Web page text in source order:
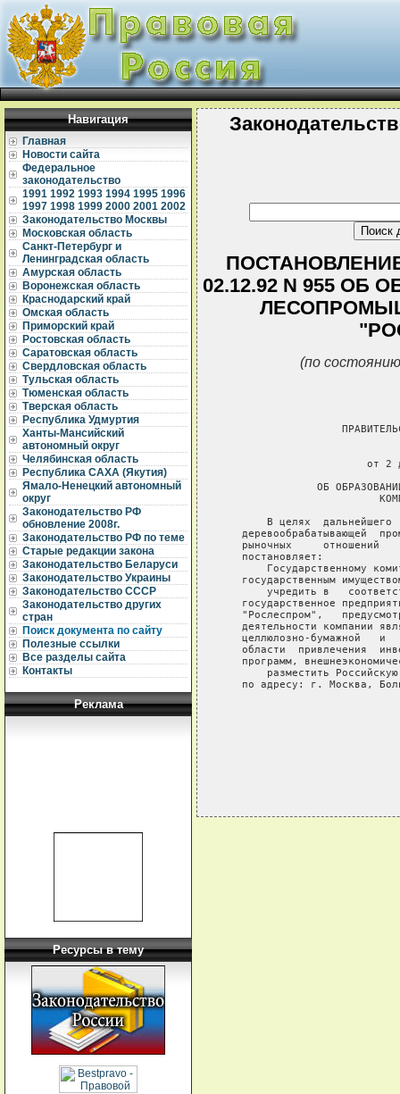
Навигация
Главная
Новости сайта
Федеральное
законодательство
1991 1992 1993 1994 1995 1996
1997 1998 1999 2000 2001 2002
Законодательство Москвы
Московская область
Санкт-Петербург и
Ленинградская область
Амурская область
Воронежская область
Краснодарский край
Омская область
Приморский край
Ростовская область
Саратовская область
Свердловская область
Тульская область
Тюменская область
Тверская область
Республика Удмуртия
Ханты-Мансийский
автономный округ
Челябинская область
Республика САХА (Якутия)
Ямало-Ненецкий автономный
округ
Законодательство РФ
обновление 2008г.
Законодательство РФ по теме
Старые редакции закона
Законодательство Беларуси
Законодательство Украины
Законодательство СССР
Законодательство других
стран
Поиск документа по сайту
Полезные ссылки
Все разделы сайта
Контакты
Реклама
Ресурсы в тему
02.12.92 N 955
(по
от 2
ОБ
В целях  дальнейшего
деревообрабатывающей
рыночных     отношений
   постановляет:
Государственному
государственным
учредить в
государственное
"Рослеспром",
деятельности компании
целлюлозно-бумажной   и
области  привлечения
программ,
разместить
по адресу: г. Москва,